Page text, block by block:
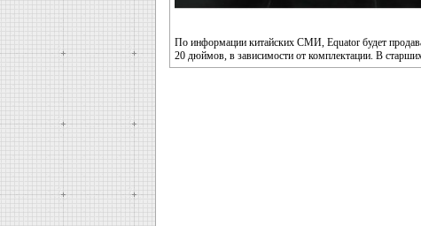
По информации китайских СМИ, Equator будет
20 дюймов, в зависимости от комплектации. В